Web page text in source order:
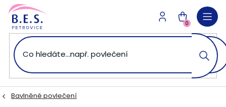
Přejít
obsah
NÁKUPNÍ
KOŠÍK
0
Bavlněné povlečení